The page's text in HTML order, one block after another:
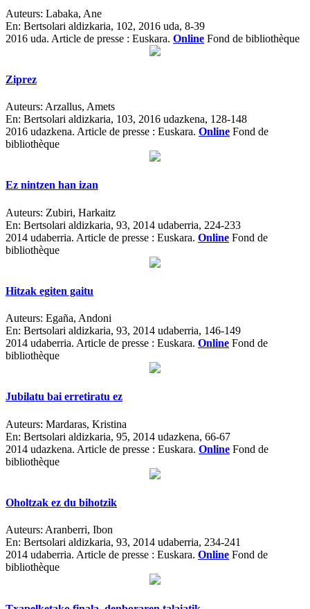
Auteurs: Labaka, Ane
En: Bertsolari aldizkaria, 102, 2016 uda, 8-39
2016 uda. Article de presse : Euskara. Online Fond de bibliothèque
Ziprez
Auteurs: Arzallus, Amets
En: Bertsolari aldizkaria, 103, 2016 udazkena, 128-148
2016 udazkena. Article de presse : Euskara. Online Fond de
bibliothèque
Ez nintzen han izan
Auteurs: Zubiri, Harkaitz
En: Bertsolari aldizkaria, 93, 2014 udaberria, 224-233
2014 udaberria. Article de presse : Euskara. Online Fond de
bibliothèque
Hitzak egiten gaitu
Auteurs: Egaña, Andoni
En: Bertsolari aldizkaria, 93, 2014 udaberria, 146-149
2014 udaberria. Article de presse : Euskara. Online Fond de
bibliothèque
Jubilatu bai erretiratu ez
Auteurs: Mardaras, Kristina
En: Bertsolari aldizkaria, 95, 2014 udazkena, 66-67
2014 udazkena. Article de presse : Euskara. Online Fond de
bibliothèque
Oholtzak ez du bihotzik
Auteurs: Aranberri, Ibon
En: Bertsolari aldizkaria, 93, 2014 udaberria, 234-241
2014 udaberria. Article de presse : Euskara. Online Fond de
bibliothèque